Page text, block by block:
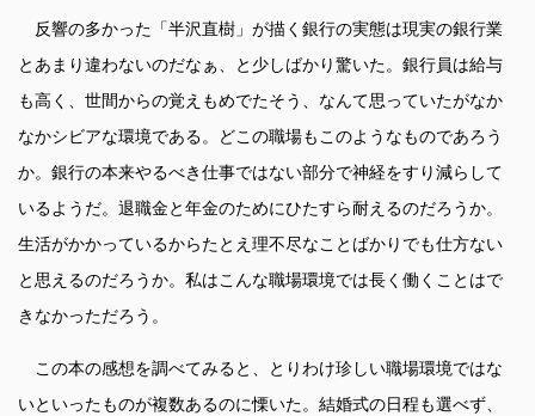
反響の多かった「半沢直樹」が描く銀行の実態は現実の銀行業
とあまり違わないのだなぁ、と少しばかり驚いた。銀行員は給与
も高く、世間からの覚えもめでたそう、なんて思っていたがなか
なかシビアな環境である。どこの職場もこのようなものであろう
か。銀行の本来やるべき仕事ではない部分で神経をすり減らして
いるようだ。退職金と年金のためにひたすら耐えるのだろうか。
生活がかかっているからたとえ理不尽なことばかりでも仕方ない
と思えるのだろうか。私はこんな職場環境では長く働くことはで
きなかっただろう。
この本の感想を調べてみると、とりわけ珍しい職場環境ではな
いといったものが複数あるのに慄いた。結婚式の日程も選べず、